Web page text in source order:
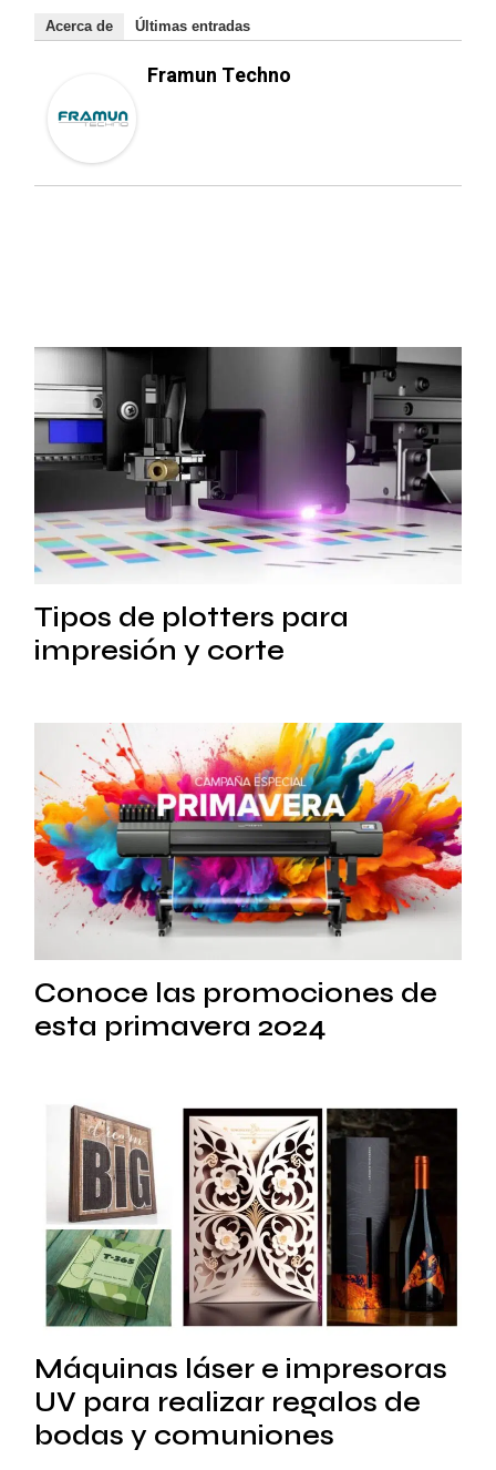
Acerca de Últimas entradas
Framun Techno
Tipos de plotters para
impresión y corte
Conoce las promociones de
esta primavera 2024
Máquinas láser e impresoras
UV para realizar regalos de
bodas y comuniones